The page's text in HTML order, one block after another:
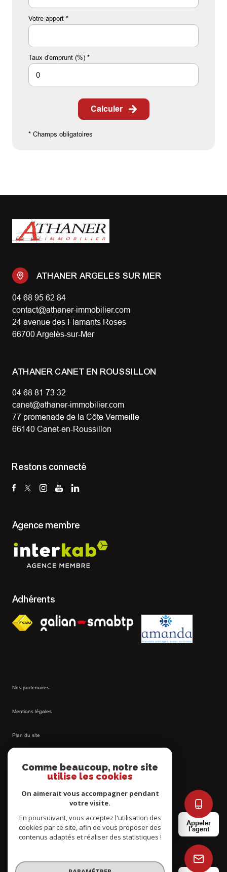
Appeler
l'agent
Votre apport *
Taux d'emprunt (%) *
Calculer
* Champs obligatoires
ATHANER ARGELES SUR MER
04 68 95 62 84
contact@athaner-immobilier.com
24 avenue des Flamants Roses
66700 Argelès-sur-Mer
ATHANER CANET EN ROUSSILLON
04 68 81 73 32
canet@athaner-immobilier.com
77 promenade de la Côte Vermeille
66140 Canet-en-Roussillon
Restons connecté
Agence membre
Adhérents
Nos partenaires
Mentions légales
Plan du site
Cookies
© 2026 | Tous droits réservés
Comme beaucoup, notre site
utilise les cookies
On aimerait vous accompagner pendant
votre visite.
En poursuivant, vous acceptez l'utilisation des
cookies par ce site, afin de vous proposer des
contenus adaptés et réaliser des statistiques !